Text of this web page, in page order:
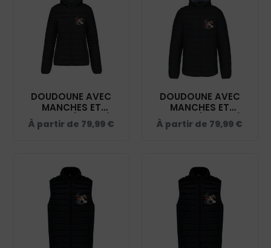
DOUDOUNE AVEC
MANCHES ET
CAPUCHE (FEMME) -
ROBART PHILIPPE -
À partir de 79,99 €
DOUDOUNE AVEC
MANCHES ET
CAPUCHE (HOMME) -
ROBART PHILIPPE -
À partir de 79,99 €